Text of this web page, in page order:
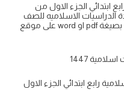
ابتدائي الجزء الاول من
لمادة الدراسيات الاسلاميه للصف
الرابع الابتدائي لعام 1447 عرض وتنزيل بصيغة pdf او word على موقع
1447
رابع ابتدائي الجزء الاول